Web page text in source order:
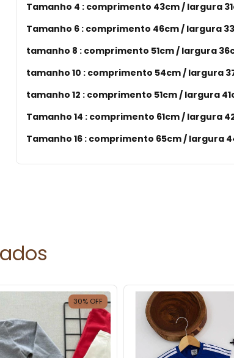
Tamanho 4 : comprimento 43cm / largura
Tamanho 6 : comprimento 46cm / largura
tamanho 8 : comprimento 51cm / largura
tamanho 10 : comprimento 54cm / largura
tamanho 12 : comprimento 51cm / largura
Tamanho 14 : comprimento 61cm / largura
Tamanho 16 : comprimento 65cm / largura
30% OFF